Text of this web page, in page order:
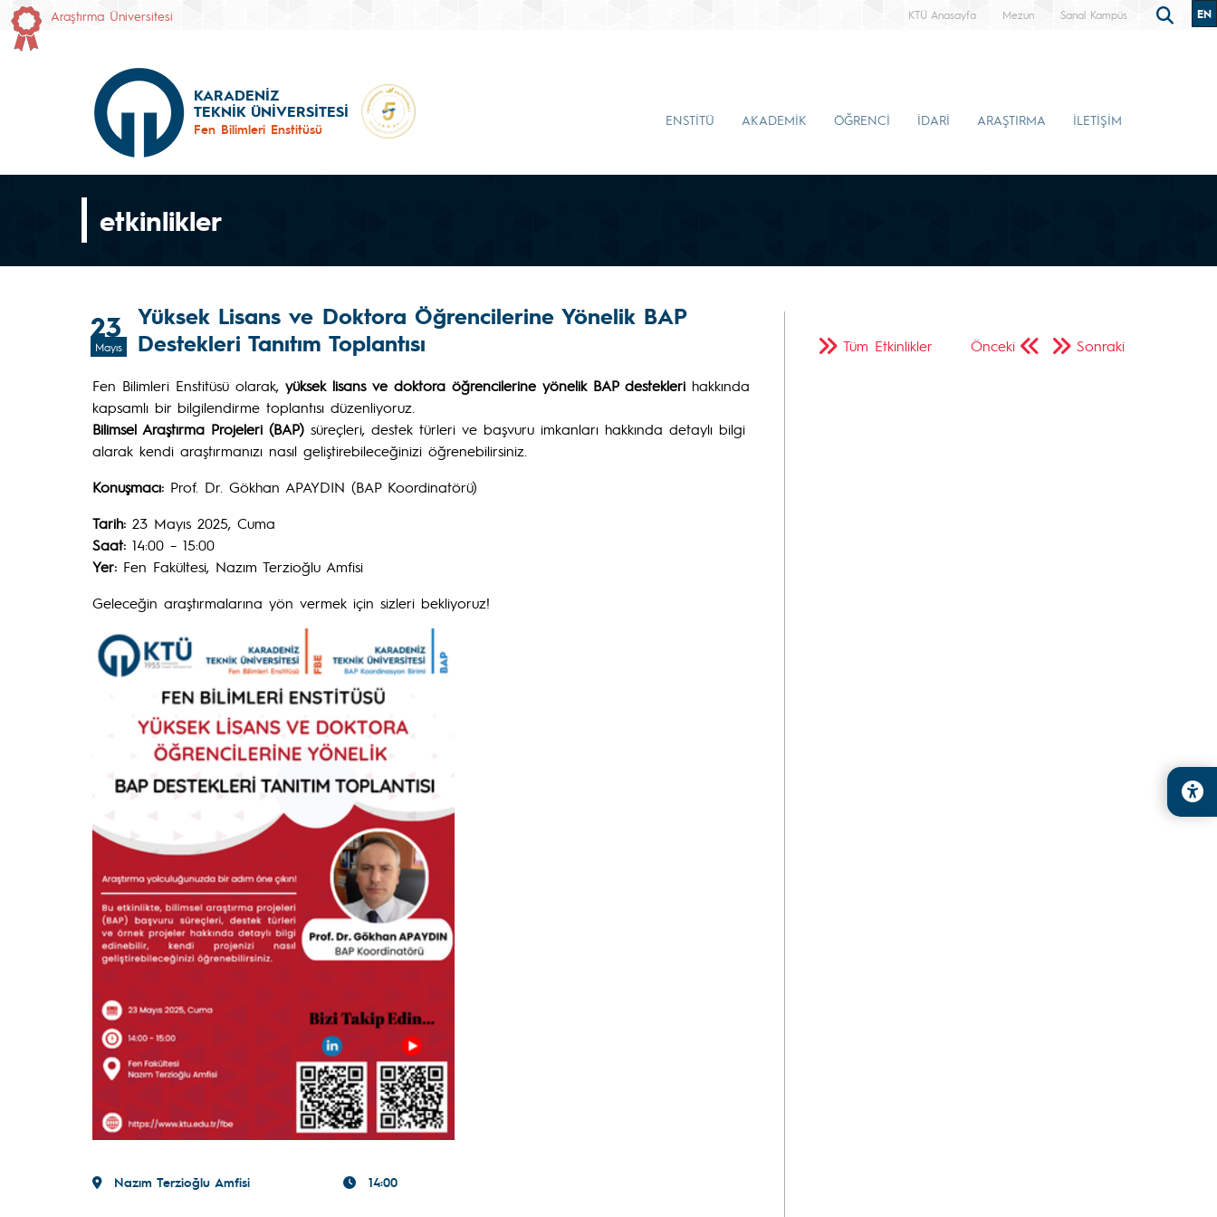
Araştırma Üniversitesi KTÜ Anasayfa Mezun Sanal Kampüs EN
KARADENİZ
TEKNİK ÜNİVERSİTESİ
Fen Bilimleri Enstitüsü
ENSTİTÜ AKADEMİK ÖĞRENCİ İDARİ ARAŞTIRMA İLETİŞİM
etkinlikler
23
Mayıs
Yüksek Lisans ve Doktora Öğrencilerine Yönelik BAP
Destekleri Tanıtım Toplantısı
Fen Bilimleri Enstitüsü olarak, yüksek lisans ve doktora öğrencilerine yönelik BAP destekleri hakkında
kapsamlı bir bilgilendirme toplantısı düzenliyoruz.
Bilimsel Araştırma Projeleri (BAP) süreçleri, destek türleri ve başvuru imkanları hakkında detaylı bilgi
alarak kendi araştırmanızı nasıl geliştirebileceğinizi öğrenebilirsiniz.
Konuşmacı: Prof. Dr. Gökhan APAYDIN (BAP Koordinatörü)
Tarih: 23 Mayıs 2025, Cuma
Saat: 14:00 – 15:00
Yer: Fen Fakültesi, Nazım Terzioğlu Amfisi
Geleceğin araştırmalarına yön vermek için sizleri bekliyoruz!
Nazım Terzioğlu Amfisi 14:00
Önceki Sonraki
Tüm Etkinlikler